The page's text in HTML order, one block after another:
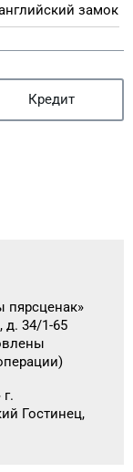
замок
Кредит
пярсценак»
д. 34/1-65
Гостинец,